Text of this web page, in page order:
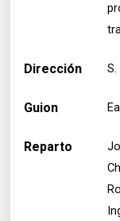
Dirección
Guion
Reparto